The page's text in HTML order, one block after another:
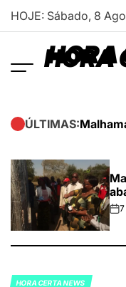
Skip
HOJE: Sábado, 8
HORA
ÚLTIMAS:
on
HORA CERTA NEWS